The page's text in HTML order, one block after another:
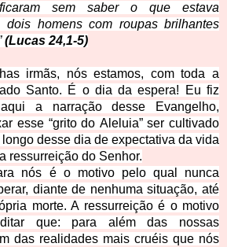
sem saber o que estava
dois homens com roupas brilhantes
(Lucas 24,1-5)
irmãs, nós estamos, com toda a
Santo. É o dia da espera! Eu fiz
a narração desse Evangelho,
esse “grito do Aleluia”ser cultivado
desse dia de expectativa da vida
ressurreição do Senhor.
nós é o motivo pelo qual nunca
diante de nenhuma situação, até
morte. A ressurreição é o motivo
que: para além das nossas
das realidades mais cruéis que nós